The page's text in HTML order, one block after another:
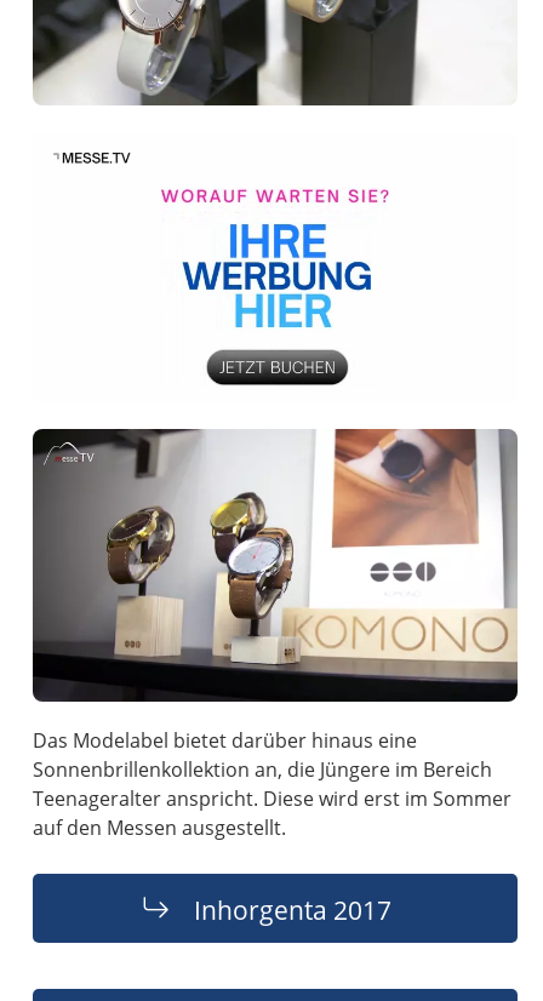
Das Modelabel bietet darüber hinaus eine
Sonnenbrillenkollektion an, die Jüngere im Bereich
Teenageralter anspricht. Diese wird erst im Sommer
auf den Messen ausgestellt.
Inhorgenta 2017